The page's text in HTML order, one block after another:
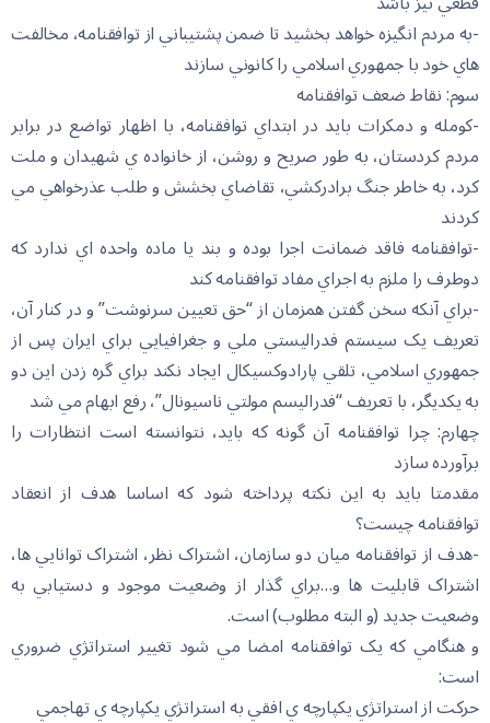
-به مردم انگيزه خواهد بخشيد تا ضمن پشتيباني از توافقنامه، مخالفت
هاي خود با جمهوري اسلامي را کانوني سازند
سوم: نقاط ضعف توافقنامه
-کومله و دمکرات بايد در ابتداي توافقنامه، با اظهار تواضع در برابر
مردم کردستان، به طور صريح و روشن، از خانواده ي شهيدان و ملت
کرد، به خاطر جنگ برادرکشي، تقاضاي بخشش و طلب عذرخواهي مي
کردند
-توافقنامه فاقد ضمانت اجرا بوده و بند يا ماده واحده اي ندارد که
دوطرف را ملزم به اجراي مفاد توافقنامه کند
-براي آنکه سخن گفتن همزمان از “حق تعيين سرنوشت” و در کنار آن،
تعريف يک سيستم فدراليستي ملي و جغرافيايي براي ايران پس از
جمهوري اسلامي، تلقي پارادوکسيکال ايجاد نکند براي گره زدن اين دو
به يکديگر، با تعريف “فدراليسم مولتي ناسيونال”، رفع ابهام مي شد
چهارم: چرا توافقنامه آن گونه که بايد، نتوانسته است انتظارات را
برآورده سازد
مقدمتا بايد به اين نکته پرداخته شود که اساسا هدف از انعقاد
توافقنامه چيست؟
-هدف از توافقنامه ميان دو سازمان، اشتراک نظر، اشتراک توانايي ها،
اشتراک قابليت ها و…براي گذار از وضعيت موجود و دستيابي به
وضعيت جديد (و البته مطلوب) است.
و هنگامي که يک توافقنامه امضا مي شود تغيير استراتژي ضروري
است:
حرکت از استراتژي يکپارچه ي افقي به استراتژي يکپارچه ي تهاجمي